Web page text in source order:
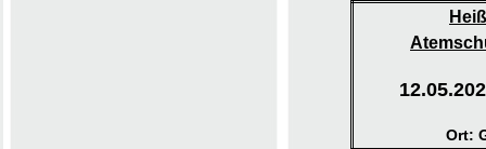
Ort: